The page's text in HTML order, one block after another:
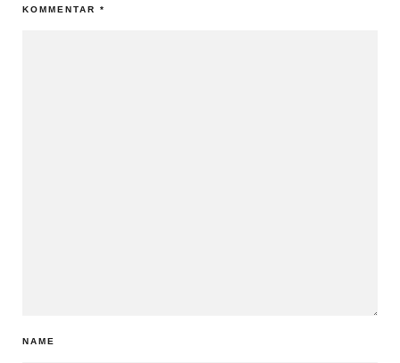
KOMMENTAR *
NAME